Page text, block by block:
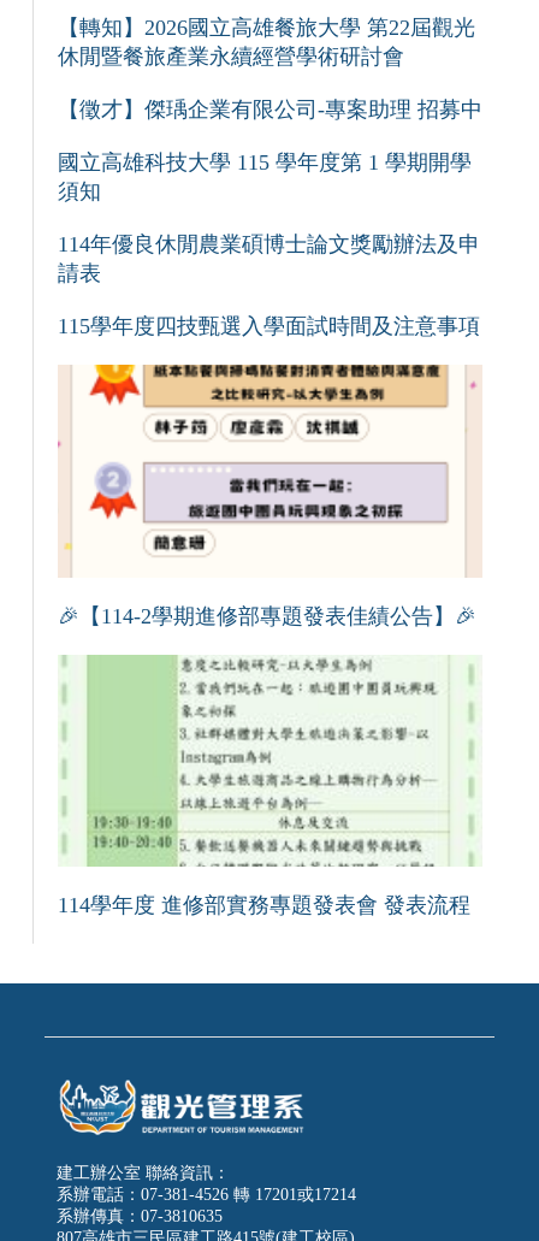
【轉知】2026國立高雄餐旅大學 第22屆觀光
休閒暨餐旅產業永續經營學術研討會
【徵才】傑瑀企業有限公司-專案助理 招募中
國立高雄科技大學 115 學年度第 1 學期開學
須知
114年優良休閒農業碩博士論文獎勵辦法及申
請表
115學年度四技甄選入學面試時間及注意事項
🎉【114-2學期進修部專題發表佳績公告】🎉
114學年度 進修部實務專題發表會 發表流程
建工辦公室 聯絡資訊：
系辦電話：07-381-4526 轉 17201或17214
系辦傳真：07-3810635